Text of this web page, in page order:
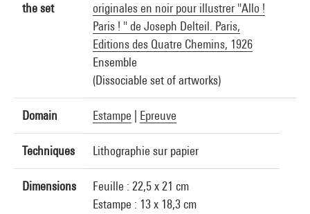
the set
originales en noir pour illustrer "Allo !
Paris ! " de Joseph Delteil. Paris,
Editions des Quatre Chemins, 1926
Ensemble
(Dissociable set of artworks)
Domain Estampe Epreuve
Techniques Lithographie sur papier
Dimensions
Feuille : 22,5 x 21 cm
Estampe : 13 x 18,3 cm